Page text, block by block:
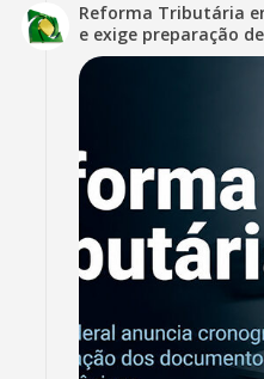
Reforma Tributária
e exige preparação